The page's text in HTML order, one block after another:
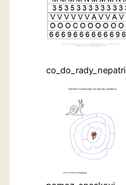
co_do_rady_nepatri